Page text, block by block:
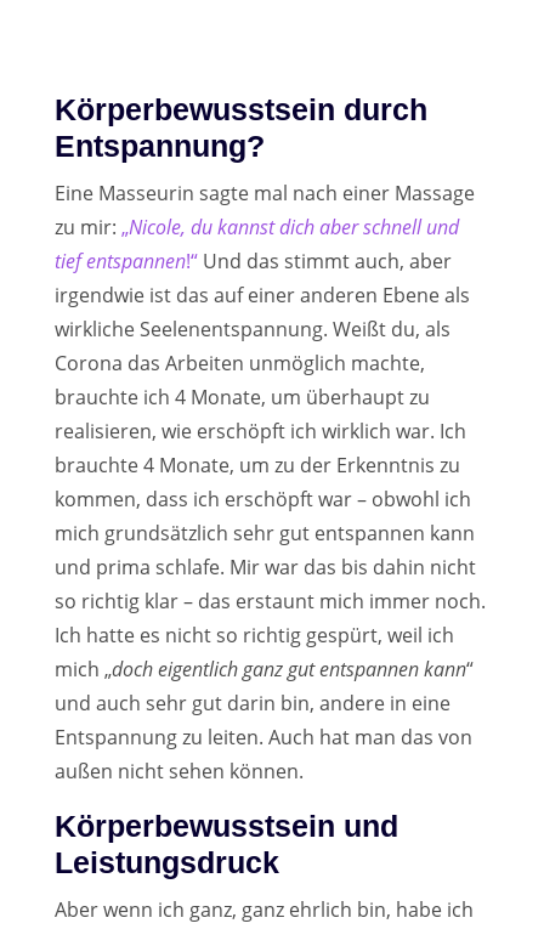
Körperbewusstsein durch
Entspannung?
Eine Masseurin sagte mal nach einer Massage
zu mir: „Nicole, du kannst dich aber schnell und
tief entspannen!“ Und das stimmt auch, aber
irgendwie ist das auf einer anderen Ebene als
wirkliche Seelenentspannung. Weißt du, als
Corona das Arbeiten unmöglich machte,
brauchte ich 4 Monate, um überhaupt zu
realisieren, wie erschöpft ich wirklich war. Ich
brauchte 4 Monate, um zu der Erkenntnis zu
kommen, dass ich erschöpft war – obwohl ich
mich grundsätzlich sehr gut entspannen kann
und prima schlafe. Mir war das bis dahin nicht
so richtig klar – das erstaunt mich immer noch.
Ich hatte es nicht so richtig gespürt, weil ich
mich „doch eigentlich ganz gut entspannen kann“
und auch sehr gut darin bin, andere in eine
Entspannung zu leiten. Auch hat man das von
außen nicht sehen können.
Körperbewusstsein und
Leistungsdruck
Aber wenn ich ganz, ganz ehrlich bin, habe ich